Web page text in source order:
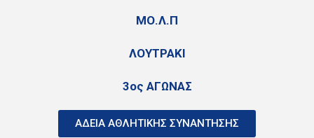
ΜΟ.Λ.Π
ΛΟΥΤΡΑΚΙ
3ος ΑΓΩΝΑΣ
ΑΔΕΙΑ ΑΘΛΗΤΙΚΗΣ ΣΥΝΑΝΤΗΣΗΣ